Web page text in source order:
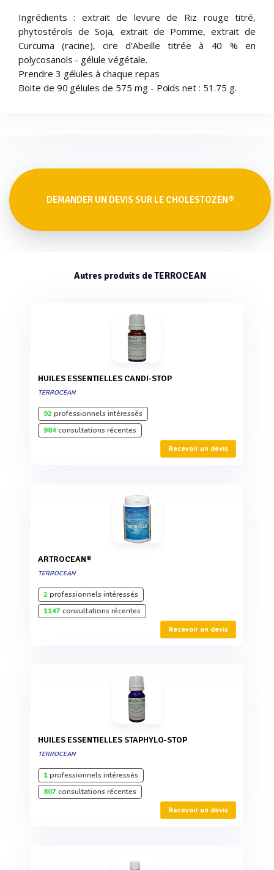
Ingrédients : extrait de levure de Riz rouge titré,
phytostérols de Soja, extrait de Pomme, extrait de
Curcuma (racine), cire d’Abeille titrée à 40 % en
polycosanols - gélule végétale.
Prendre 3 gélules à chaque repas
Boite de 90 gélules de 575 mg - Poids net : 51.75 g.
DEMANDER UN DEVIS SUR LE CHOLESTOZEN®
Autres produits de TERROCEAN
HUILES ESSENTIELLES CANDI-STOP
TERROCEAN
92professionnels intéressés
984consultations récentes
Recevoir un devis
ARTROCEAN®
TERROCEAN
2professionnels intéressés
1147consultations récentes
Recevoir un devis
HUILES ESSENTIELLES STAPHYLO-STOP
TERROCEAN
1professionnels intéressés
807consultations récentes
Recevoir un devis